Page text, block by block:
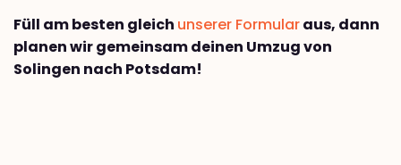
Füll am besten gleich unserer Formularaus, dann
planen wir gemeinsam deinen Umzug von
Solingen nach Potsdam!